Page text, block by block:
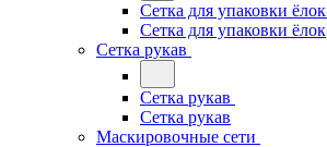
Сетка для упаковки ёлок
Сетка для упаковки ёлок
Сетка рукав
Сетка рукав
Сетка рукав
Маскировочные сети